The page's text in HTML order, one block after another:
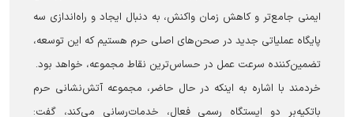
ایمنی جامع‌تر و کاهش زمان واکنش، به دنبال ایجاد و راه‌اندازی سه
پایگاه عملیاتی جدید در صحن‌های اصلی حرم هستیم که این توسعه،
تضمین‌کننده سرعت عمل در حساس‌ترین نقاط مجموعه، خواهد بود.
خردمند با اشاره به اینکه در حال حاضر، مجموعه آتش‌نشانی حرم
باتکیه‌بر دو ایستگاه رسمی فعال، خدمات‌رسانی می‌کند، گفت: